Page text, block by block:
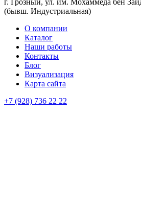
(бывш. Индустриальная)
О компании
Каталог
Наши работы
Контакты
Блог
Визуализация
Карта сайта
+7 (928) 736 22 22